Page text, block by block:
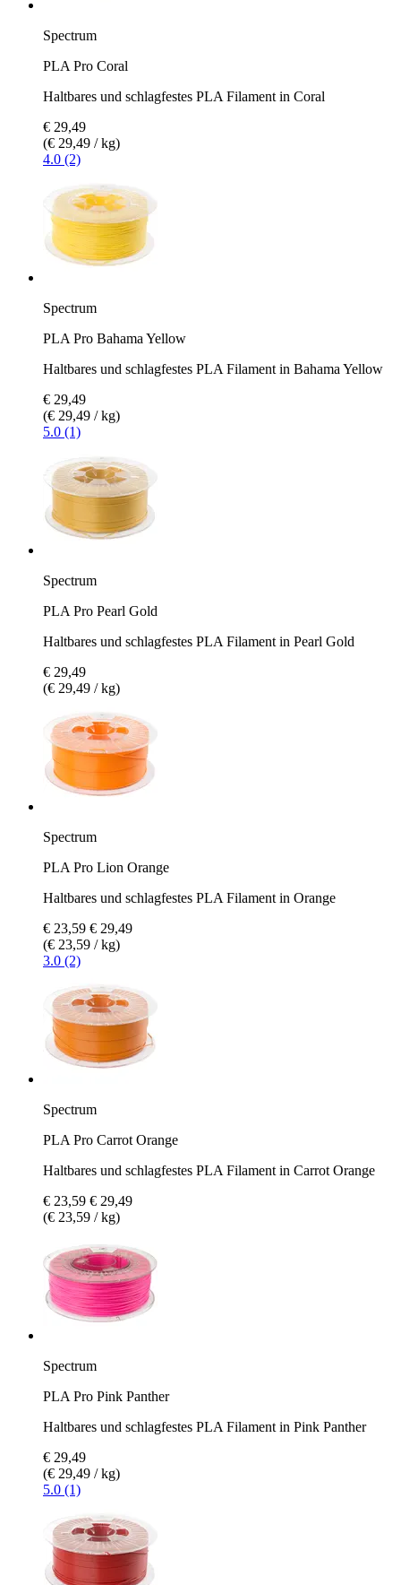
Spectrum
PLA Pro Coral
Haltbares und schlagfestes PLA Filament in Coral
€ 29,49
(€ 29,49 / kg)
4.0 (2)
Spectrum
PLA Pro Bahama Yellow
Haltbares und schlagfestes PLA Filament in Bahama Yellow
€ 29,49
(€ 29,49 / kg)
5.0 (1)
Spectrum
PLA Pro Pearl Gold
Haltbares und schlagfestes PLA Filament in Pearl Gold
€ 29,49
(€ 29,49 / kg)
Spectrum
PLA Pro Lion Orange
Haltbares und schlagfestes PLA Filament in Orange
€ 23,59 € 29,49
(€ 23,59 / kg)
3.0 (2)
Spectrum
PLA Pro Carrot Orange
Haltbares und schlagfestes PLA Filament in Carrot Orange
€ 23,59 € 29,49
(€ 23,59 / kg)
Spectrum
PLA Pro Pink Panther
Haltbares und schlagfestes PLA Filament in Pink Panther
€ 29,49
(€ 29,49 / kg)
5.0 (1)